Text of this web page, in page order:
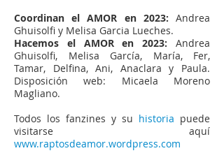
Coordinan el AMOR en 2023: Andrea
Ghuisolfi y Melisa Garcia Lueches.
Hacemos el AMOR en 2023: Andrea
Ghuisolfi, Melisa García, María, Fer,
Tamar, Delfina, Ani, Anaclara y Paula.
Disposición web: Micaela Moreno
Magliano.
Todos los fanzines y su historia puede
visitarse aquí
www.raptosdeamor.wordpress.com